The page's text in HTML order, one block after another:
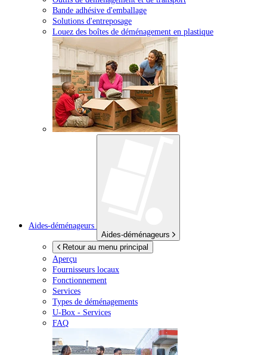
Bande adhésive d'emballage
Solutions d'entreposage
Louez des boîtes de déménagement en plastique
Aides-déménageurs
Aides-déménageurs
Retour au menu principal
Aperçu
Fournisseurs locaux
Fonctionnement
Services
Types de déménagements
U-Box - Services
FAQ